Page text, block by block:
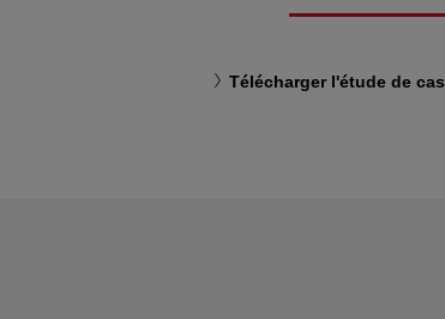
Télécharger l'étude de cas